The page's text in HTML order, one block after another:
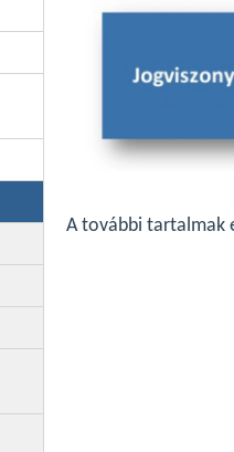
A további tartalmak